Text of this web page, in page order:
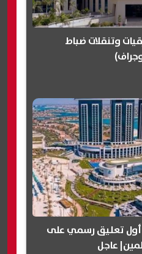
وتنقلات ضباط
1000 دولار.. أول تعليق رسمي على
عاجل